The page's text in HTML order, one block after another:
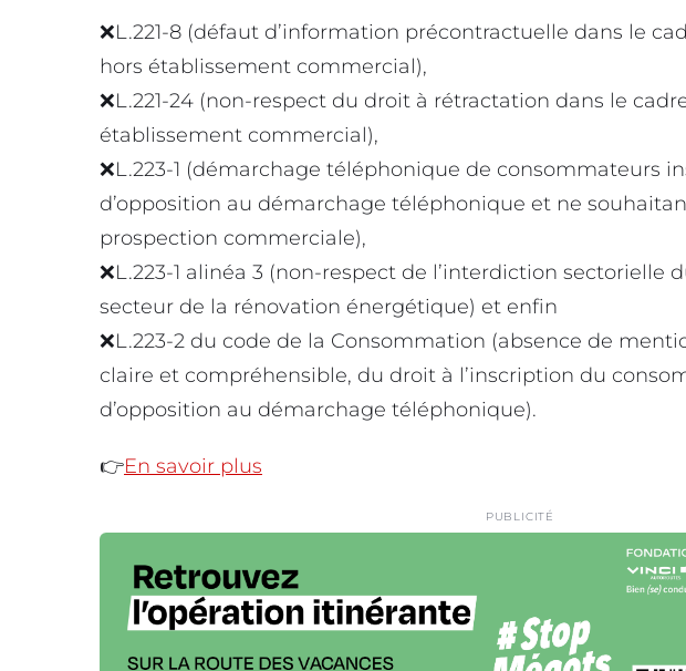
❌L.221-8 (défaut d’information précontractuelle dans le
hors établissement commercial),
❌L.221-24 (non-respect du droit à rétractation dans le
établissement commercial),
❌L.223-1 (démarchage téléphonique de consommateurs
d’opposition au démarchage téléphonique et ne
prospection commerciale),
❌L.223-1 alinéa 3 (non-respect de l’interdiction sectorielle
secteur de la rénovation énergétique) et enfin
❌L.223-2 du code de la Consommation (absence de
claire et compréhensible, du droit à l’inscription du
d’opposition au démarchage téléphonique).
👉En savoir plus
PUBLICITÉ